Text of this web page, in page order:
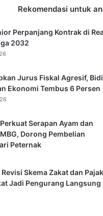
Rekomendasi untuk
Perpanjang Kontrak di
2032
Jurus Fiskal Agresif,
Ekonomi Tembus 6 Persen
Serapan Ayam dan
Dorong Pembelian
Peternak
Skema Zakat dan
Jadi Pengurang Langsung